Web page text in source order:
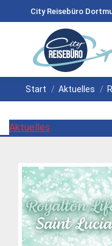
City Reisebüro
Sie befinden sich hier:
Start Aktuelles
Aktuelles